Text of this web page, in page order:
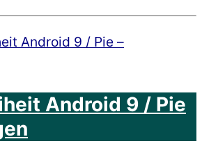
Android 9 / Pie –
Android 9 / Pie